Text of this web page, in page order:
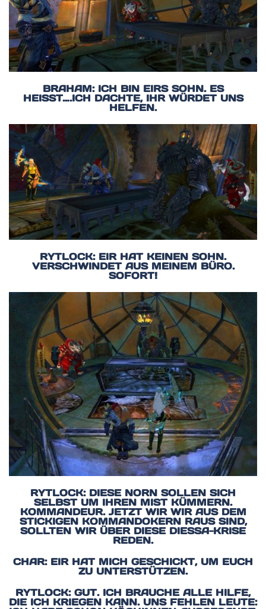
BRAHAM: ICH BIN EIRS SOHN. ES
HEISST….ICH DACHTE, IHR WÜRDET UNS H
ELFEN.
RYTLOCK: EIR HAT KEINEN SOHN.
VERSCHWINDET AUS MEINEM BÜRO.
SOFORT!
RYTLOCK: DIESE NORN SOLLEN SICH
SELBST UM IHREN MIST KÜMMERN.
KOMMANDEUR. JETZT WIR WIR AUS DEM
STICKIGEN KOMMANDOKERN RAUS SIND,
SOLLTEN WIR ÜBER DIESE DIESSA-KRISE
REDEN.
CHAR: EIR HAT MICH GESCHICKT, UM EUCH
ZU UNTERSTÜTZEN.
RYTLOCK: GUT. ICH BRAUCHE ALLE HILFE,
DIE ICH KRIEGEN KANN. UNS FEHLEN LEUTE: